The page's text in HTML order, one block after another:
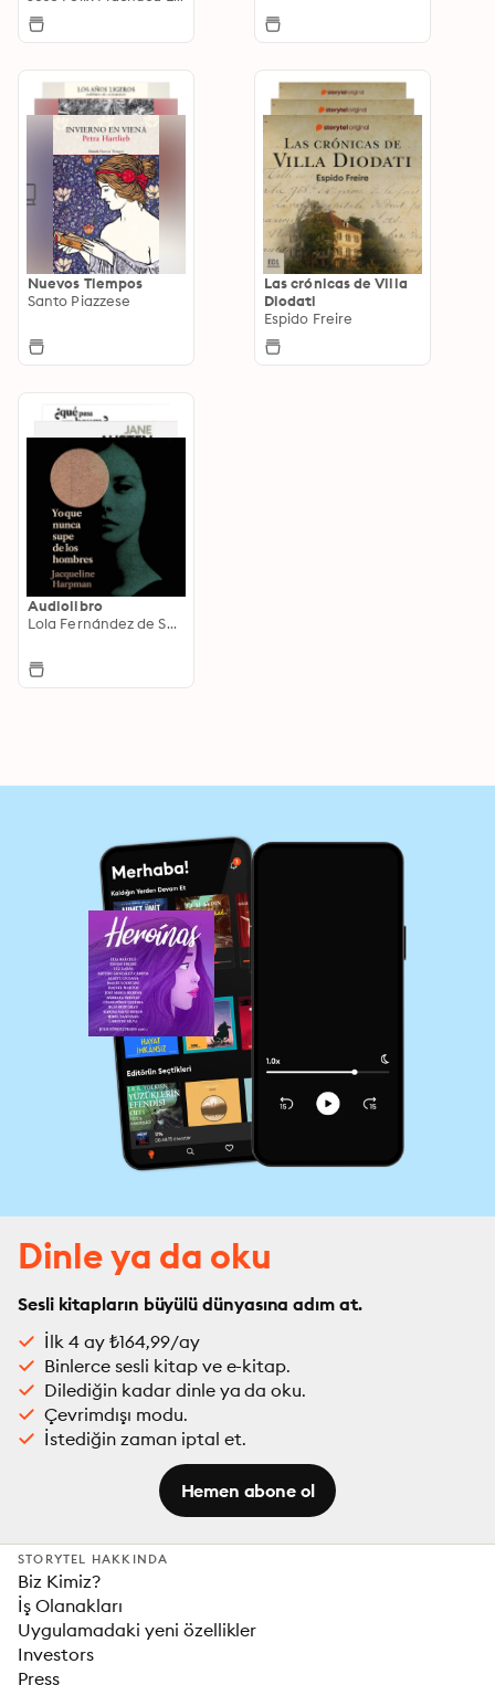
Nuevos Tiempos
Santo Piazzese
Las crónicas de Villa
Diodati
Espido Freire
Audiolibro
Lola Fernández de Sevilla
Dinle ya da oku
Sesli kitapların büyülü dünyasına adım at.
İlk 4 ay ₺164,99/ay
Binlerce sesli kitap ve e-kitap.
Dilediğin kadar dinle ya da oku.
Çevrimdışı modu.
İstediğin zaman iptal et.
Hemen abone ol
STORYTEL HAKKINDA
Biz Kimiz?
İş Olanakları
Uygulamadaki yeni özellikler
Investors
Press